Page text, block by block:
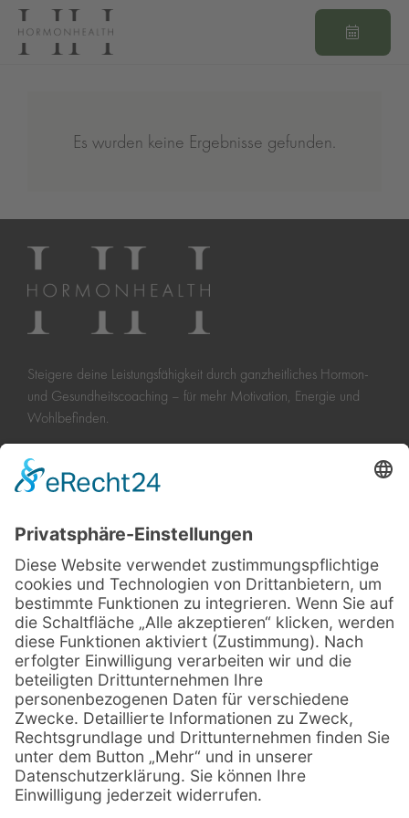
Es wurden keine Ergebnisse gefunden.
Steigere deine Leistungsfähigkeit durch ganzheitliches Hormon-
und Gesundheitscoaching – für mehr Motivation, Energie und
Wohlbefinden.
Hormon Health
Lerchenstraße 2, 82110 Germering
Sebastian von Zehmen: 0157 – 890 759 21
Irina Georgieva: 0176 – 222 632 13
info@hormonhealth.de
www.hormonhealth.de
RECHTLICHES